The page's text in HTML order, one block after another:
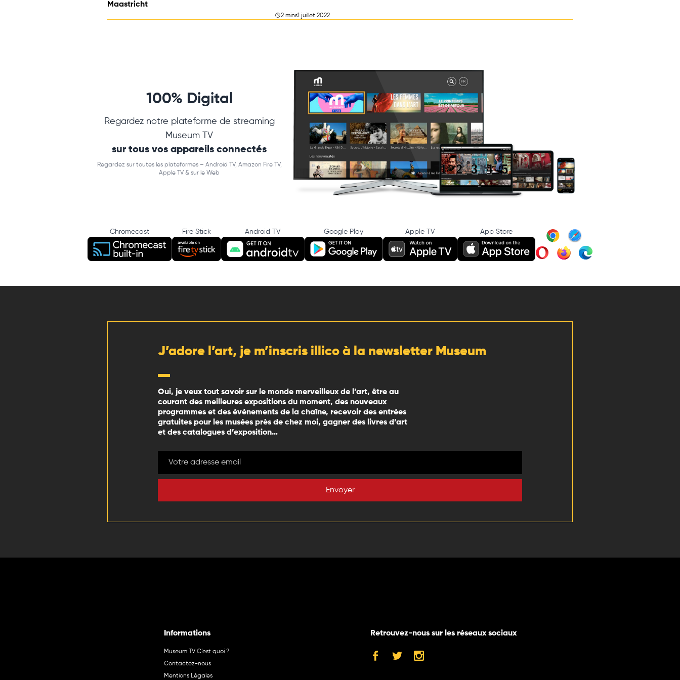
Maastricht
2 mins1 juillet 2022
100% Digital
Regardez notre plateforme de streaming
Museum TV
sur tous vos appareils connectés
Regardez sur toutes les plateformes – Android TV, Amazon Fire TV,
Apple TV & sur le Web
Chromecast Fire Stick Android TV Google Play Apple TV App Store
J’adore l’art, je m’inscris illico à la newsletter Museum
Oui, je veux tout savoir sur le monde merveilleux de l’art, être au
courant des meilleures expositions du moment, des nouveaux
programmes et des événements de la chaîne, recevoir des entrées
gratuites pour les musées près de chez moi, gagner des livres d’art
et des catalogues d’exposition…
Envoyer
Informations
Museum TV C’est quoi ?
Contactez-nous
Mentions Légales
Retrouvez-nous sur les réseaux sociaux